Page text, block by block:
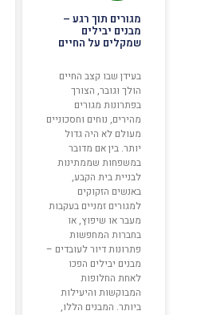
מגורים תוך רגע –
מבנים יבילים
שמקלים על החיים
בעידן שבו קצב החיים
הולך וגובר, הצורך
בפתרונות מגורים
מהירים, נוחים וחסכוניים
מעולם לא היה גדול
יותר. בין אם מדובר
במשפחות שממתינות
לבניית בית הקבע,
באנשים הזקוקים
למגורים זמניים בעקבות
מעבר או שיפוץ, או
בחברות המחפשות
פתרונות דיור לעובדים –
מבנים יבילים הפכו
לאחת החלופות
המבוקשות והיעילות
ביותר. המבנים הללו,